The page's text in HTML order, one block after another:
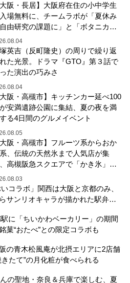
阪・長居】大阪府在住の小中学生
場無料に、チームラボが「夏休み
由研究の課題に」と「ボタニカル
デン 大阪」へ招待
英吉（反町隆史）の周りで繰り返
た光景。ドラマ『GTO』第３話で
た演出の巧みさ
大阪・高槻市】キッチンカー延べ100
安満遺跡公園に集結、夏の夜を満
る4日間のグルメイベント
大阪・高槻市】フルーツ系からおか
、伝統の天然氷まで人気店が集
高槻阪急スクエアで「かき氷」祭
コラボ」関西は大阪と京都のみ、
サンリオキャラが描かれた駅弁や
駅に「ちいかわベーカリー」の期間
菓“おたべ”との限定コラボも
の青木松風庵が北摂エリアに2店舗
たて”の月化粧が食べられる
の聖地・奈良＆兵庫で楽しむ、夏